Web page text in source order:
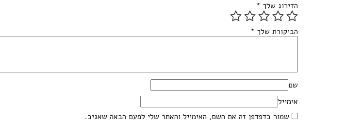
הדירוג שלך *
הביקורת שלך *
שם
אימייל
שמור בדפדפן זה את השם, האימייל והאתר שלי לפעם הבאה שאגיב.